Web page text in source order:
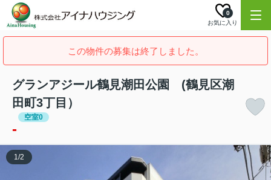
お気に入り
0
この物件の募集は終了しました。
グランアジール鶴見潮田公園 (鶴見区潮
田町3丁目）
空室0
-
1/2